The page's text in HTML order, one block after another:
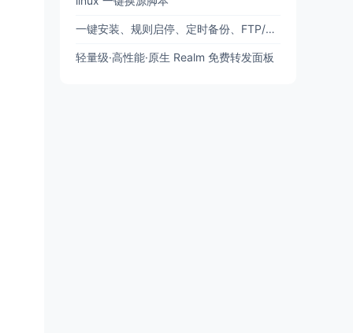
一键安装、规则启停、定时备份、FTP/SFTP 备份
轻量级·高性能·原生 Realm 免费转发面板